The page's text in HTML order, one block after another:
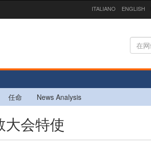
ITALIANO ENGLISH
任命 News Analysis
会特使